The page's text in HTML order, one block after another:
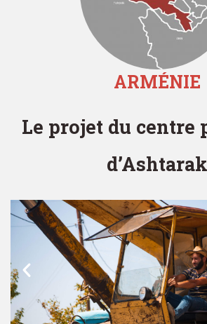
ARMÉNIE
Le projet du centre
d’Ashtarak